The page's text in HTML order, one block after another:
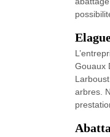
Gouaux
arbres.